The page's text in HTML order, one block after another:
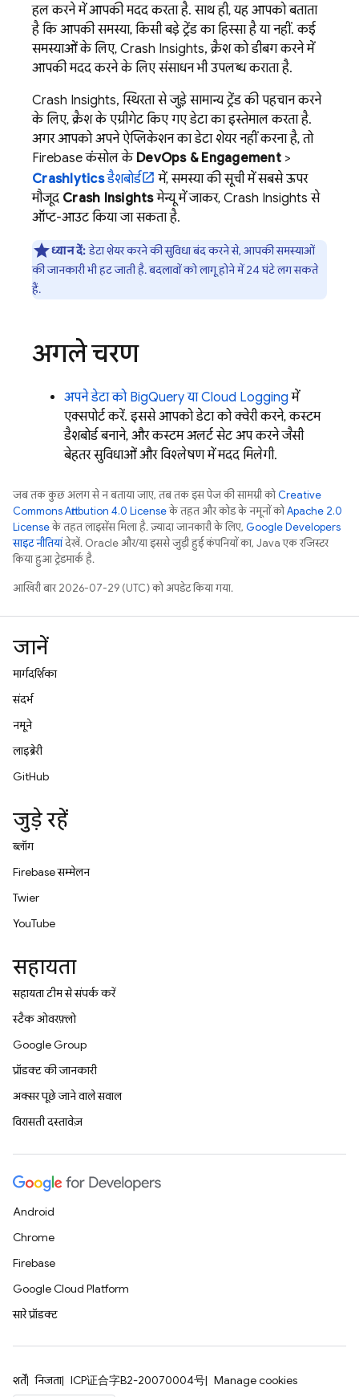
हल करने में आपकी मदद करता है. साथ ही, यह आपको बताता
है कि आपकी समस्या, किसी बड़े ट्रेंड का हिस्सा है या नहीं. कई
समस्याओं के लिए, Crash Insights, क्रैश को डीबग करने में
आपकी मदद करने के लिए संसाधन भी उपलब्ध कराता है.
Crash Insights, स्थिरता से जुड़े सामान्य ट्रेंड की पहचान करने
के लिए, क्रैश के एग्रीगेट किए गए डेटा का इस्तेमाल करता है.
अगर आपको अपने ऐप्लिकेशन का डेटा शेयर नहीं करना है, तो
Firebaseकंसोल के DevOps & Engagement>
Crashlyticsडैशबोर्ड
में, समस्या की सूची में सबसे ऊपर
मौजूद Crash Insightsमेन्यू में जाकर, Crash Insights से
ऑप्ट-आउट किया जा सकता है.
ध्यान दें:डेटा शेयर करने की सुविधा बंद करने से, आपकी समस्याओं
की जानकारी भी हट जाती है. बदलावों को लागू होने में 24 घंटे लग सकते
हैं.
अगले चरण
अपने डेटा को BigQueryयाCloud Logging में
एक्सपोर्ट करें. इससे आपको डेटा को क्वेरी करने, कस्टम
डैशबोर्ड बनाने, और कस्टम अलर्ट सेट अप करने जैसी
बेहतर सुविधाओं और विश्लेषण में मदद मिलेगी.
जब तक कुछ अलग से न बताया जाए, तब तक इस पेज की सामग्री कोCreative
Commons Attribution 4.0 Licenseके तहत और कोड के नमूनों कोApache 2.0
Licenseके तहत लाइसेंस मिला है. ज़्यादा जानकारी के लिए, Google Developers
साइट नीतियांदेखें. Oracle और/या इससे जुड़ी हुई कंपनियों का, Java एक रजिस्टर
किया हुआ ट्रेडमार्क है.
आखिरी बार 2026-07-29 (UTC) को अपडेट किया गया.
जानें
मार्गदर्शिका
संदर्भ
नमूने
लाइब्रेरी
GitHub
जुड़े रहें
ब्लॉग
Firebase सम्मेलन
Twitter
YouTube
सहायता
सहायता टीम से संपर्क करें
स्टैक ओवरफ़्लो
Google Group
प्रॉडक्ट की जानकारी
अक्सर पूछे जाने वाले सवाल
विरासती दस्तावेज़
Android
Chrome
Firebase
Google Cloud Platform
सारे प्रॉडक्ट
शर्तें निजता ICP证合字B2-20070004号 Manage cookies